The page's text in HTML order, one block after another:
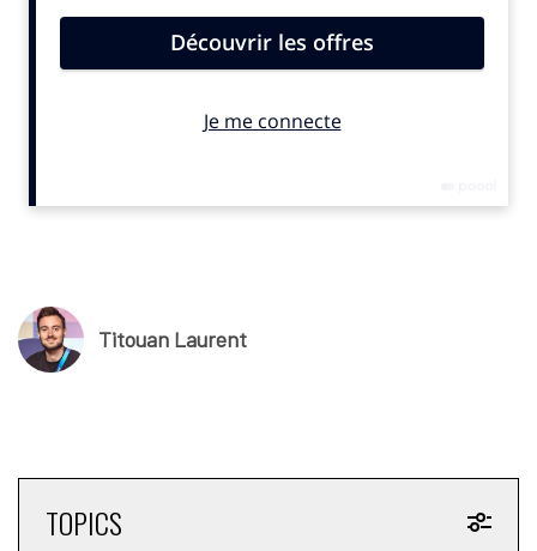
Vitality, une des principales équipes e-sport françaises.
© SportBusiness.Club – Mai 2026
Titouan Laurent
TOPICS